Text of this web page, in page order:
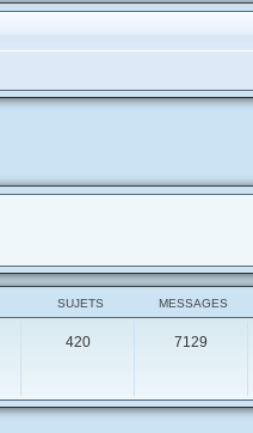
SUJETS MESSAGES
420 7129